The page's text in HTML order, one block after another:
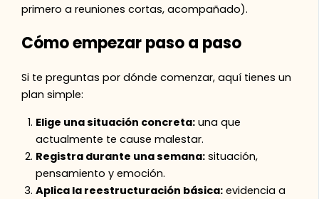
primero a reuniones cortas, acompañado).
Cómo empezar paso a paso
Si te preguntas por dónde comenzar, aquí tienes un
plan simple:
Elige una situación concreta: una que
actualmente te cause malestar.
Registra durante una semana: situación,
pensamiento y emoción.
Aplica la reestructuración básica: evidencia a